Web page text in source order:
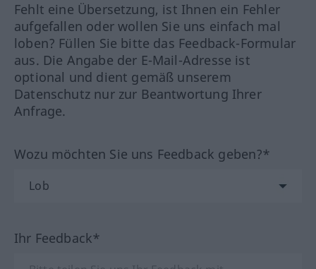
Fehlt eine Übersetzung, ist Ihnen ein Fehler
aufgefallen oder wollen Sie uns einfach mal
loben? Füllen Sie bitte das Feedback-Formular
aus. Die Angabe der E-Mail-Adresse ist
optional und dient gemäß unserem
Datenschutz nur zur Beantwortung Ihrer
Anfrage.
Wozu möchten Sie uns Feedback geben?*
Ihr Feedback*